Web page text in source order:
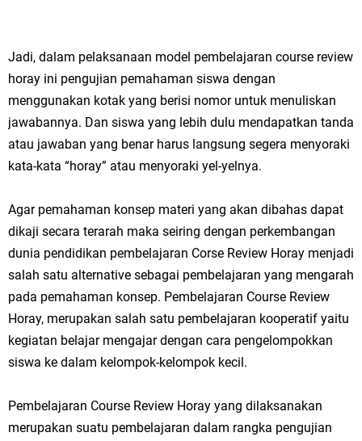
Jadi, dalam pelaksanaan model pembelajaran course review
horay ini pengujian pemahaman siswa dengan
menggunakan kotak yang berisi nomor untuk menuliskan
jawabannya. Dan siswa yang lebih dulu mendapatkan tanda
atau jawaban yang benar harus langsung segera menyoraki
kata-kata “horay” atau menyoraki yel-yelnya.
Agar pemahaman konsep materi yang akan dibahas dapat
dikaji secara terarah maka seiring dengan perkembangan
dunia pendidikan pembelajaran Corse Review Horay menjadi
salah satu alternative sebagai pembelajaran yang mengarah
pada pemahaman konsep. Pembelajaran Course Review
Horay, merupakan salah satu pembelajaran kooperatif yaitu
kegiatan belajar mengajar dengan cara pengelompokkan
siswa ke dalam kelompok-kelompok kecil.
Pembelajaran Course Review Horay yang dilaksanakan
merupakan suatu pembelajaran dalam rangka pengujian